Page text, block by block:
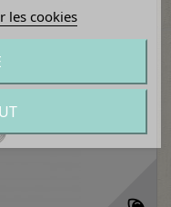
les cookies